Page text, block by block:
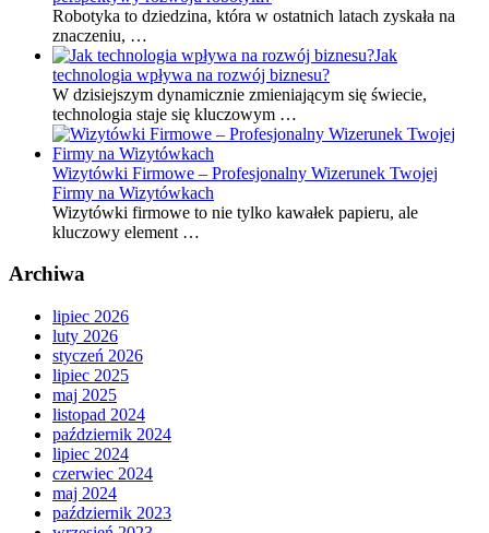
Robotyka to dziedzina, która w ostatnich latach zyskała na
znaczeniu, …
Jak
technologia wpływa na rozwój biznesu?
W dzisiejszym dynamicznie zmieniającym się świecie,
technologia staje się kluczowym …
Wizytówki Firmowe – Profesjonalny Wizerunek Twojej
Firmy na Wizytówkach
Wizytówki firmowe to nie tylko kawałek papieru, ale
kluczowy element …
Archiwa
lipiec 2026
luty 2026
styczeń 2026
lipiec 2025
maj 2025
listopad 2024
październik 2024
lipiec 2024
czerwiec 2024
maj 2024
październik 2023